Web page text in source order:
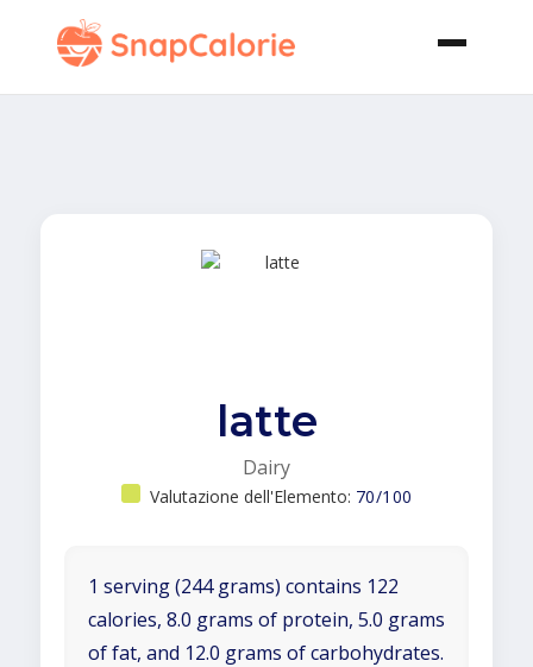
latte
Dairy
Valutazione dell'Elemento: 70/100
1 serving (244 grams) contains 122
calories, 8.0 grams of protein, 5.0 grams
of fat, and 12.0 grams of carbohydrates.